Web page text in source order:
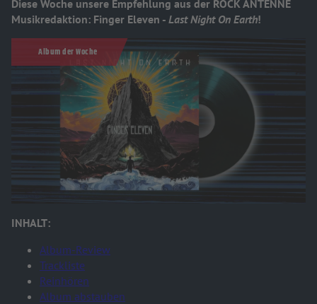
Diese Woche unsere Empfehlung aus der ROCK ANTENNE
Musikredaktion: Finger Eleven - Last Night On Earth!
Album der Woche
INHALT:
Album-Review
Trackliste
Reinhören
Album abstauben